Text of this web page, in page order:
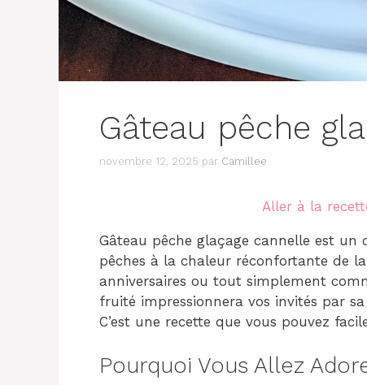
Gâteau pêche
novembre 12, 2025 par Camillee
Aller à la
Gâteau pêche glaçage cannelle est
pêches à la chaleur réconfortante de
anniversaires ou tout simplement
fruité impressionnera vos invités par
C’est une recette que vous pouvez
Pourquoi Vous Allez